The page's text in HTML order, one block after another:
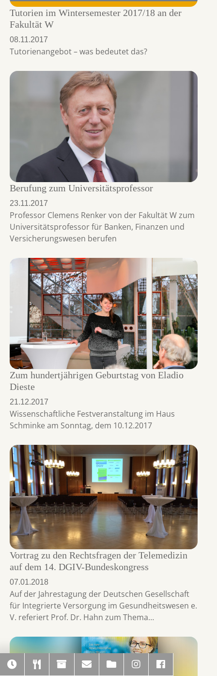
Tutorien im Wintersemester 2017/18 an der
Fakultät W
08.11.2017
Tutorienangebot – was bedeutet das?
Berufung zum Universitätsprofessor
23.11.2017
Professor Clemens Renker von der Fakultät W zum
Universitätsprofessor für Banken, Finanzen und
Versicherungswesen berufen
Zum hundertjährigen Geburtstag von Eladio
Dieste
21.12.2017
Wissenschaftliche Festveranstaltung im Haus
Schminke am Sonntag, dem 10.12.2017
Vortrag zu den Rechtsfragen der Telemedizin
auf dem 14. DGIV-Bundeskongress
07.01.2018
Auf der Jahrestagung der Deutschen Gesellschaft
für Integrierte Versorgung im Gesundheitswesen e.
V. referiert Prof. Dr. Hahn zum Thema…